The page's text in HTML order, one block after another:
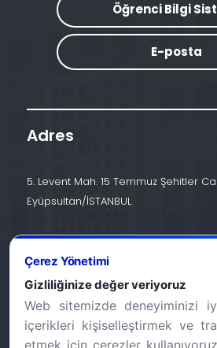
Öğrenci Bilgi
E-posta
Adres
5. Levent Mah. 15 Temmuz Şehitler
Eyüpsultan/İSTANBUL
+90 (212) 924 24 44
info@halic.edu.tr
Çerez Yönetimi
Gizliliğinize değer veriyoruz
Web sitemizde deneyiminizi
içerikleri kişiselleştirmek ve
etmek için çerezler